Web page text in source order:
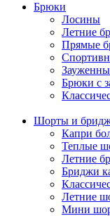
Брюки
Лосины
Летние
Прямые
Брюки с
Шорты и
Капри
Теплые
Летние
Бриджи
Летние
Мини